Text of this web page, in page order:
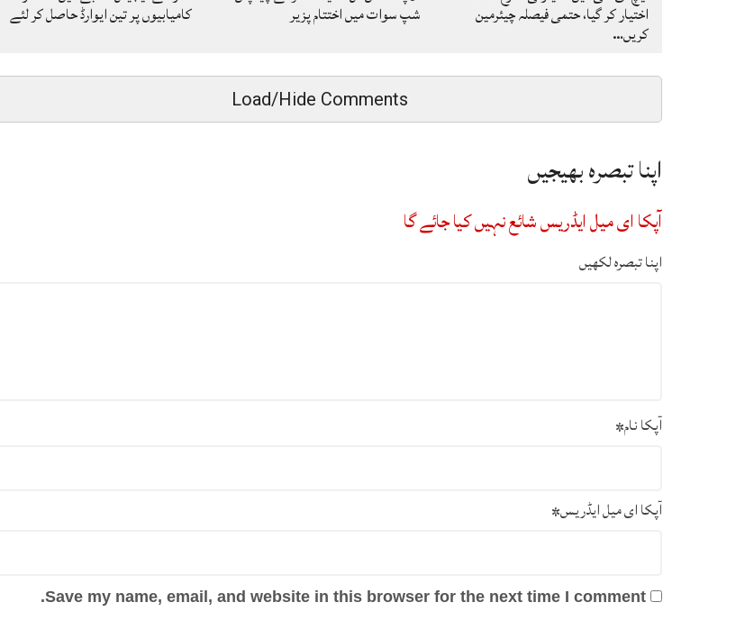
کامیابیوں پر تین ایوارڈ حاصل کر لئے شپ سوات میں اختتام پزیر اختیار کر گیا، حتمی فیصلہ چیئرمین
کریں…
Load/Hide Comments
اپنا تبصرہ بھیجیں
آپکا ای میل ایڈریس شائع نہیں کیا جائے گا
اپنا تبصرہ لکھیں
آپکا نام*
آپکا ای میل ایڈریس*
Save my name, email, and website in this browser for the next time I comment.